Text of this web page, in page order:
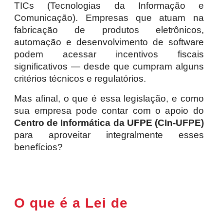
TICs (Tecnologias da Informação e
Comunicação). Empresas que atuam na
fabricação de produtos eletrônicos,
automação e desenvolvimento de software
podem acessar incentivos fiscais
significativos — desde que cumpram alguns
critérios técnicos e regulatórios.
Mas afinal, o que é essa legislação, e como
sua empresa pode contar com o apoio do
Centro de Informática da UFPE (CIn-UFPE)
para aproveitar integralmente esses
benefícios?
O que é a Lei de